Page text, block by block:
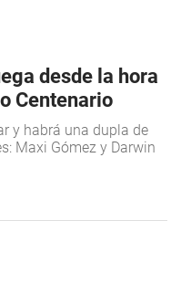
desde la hora
Centenario
y habrá una dupla de
Maxi Gómez y Darwin